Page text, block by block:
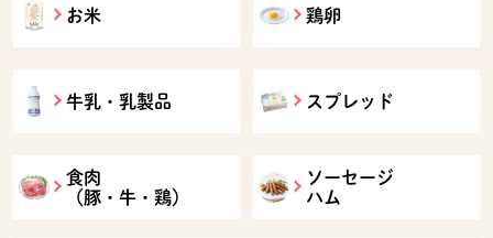
お米 鶏卵
牛乳・乳製品 スプレッド
食肉
（豚・牛・鶏）
ソーセージ
ハム